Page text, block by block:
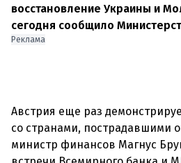
восстановление Украины и
сегодня сообщило
Реклама
Австрия еще раз
со странами, пострадавшими
министр финансов Магнус